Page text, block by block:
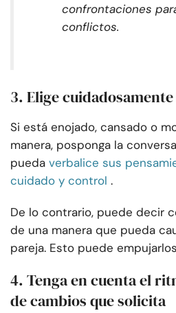
confrontaciones
conflictos.
3. Elige
Si está enojado, cansado o
manera, posponga la
pueda verbalice sus
cuidado y control .
De lo contrario, puede decir
de una manera que pueda
pareja. Esto puede
4. Tenga en cuenta el
de cambios que solicita